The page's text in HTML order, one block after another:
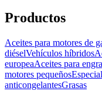
Productos
Aceites para motores de
diéselVehículos híbridos
europeaAceites para
motores pequeños
anticongelantesGrasas